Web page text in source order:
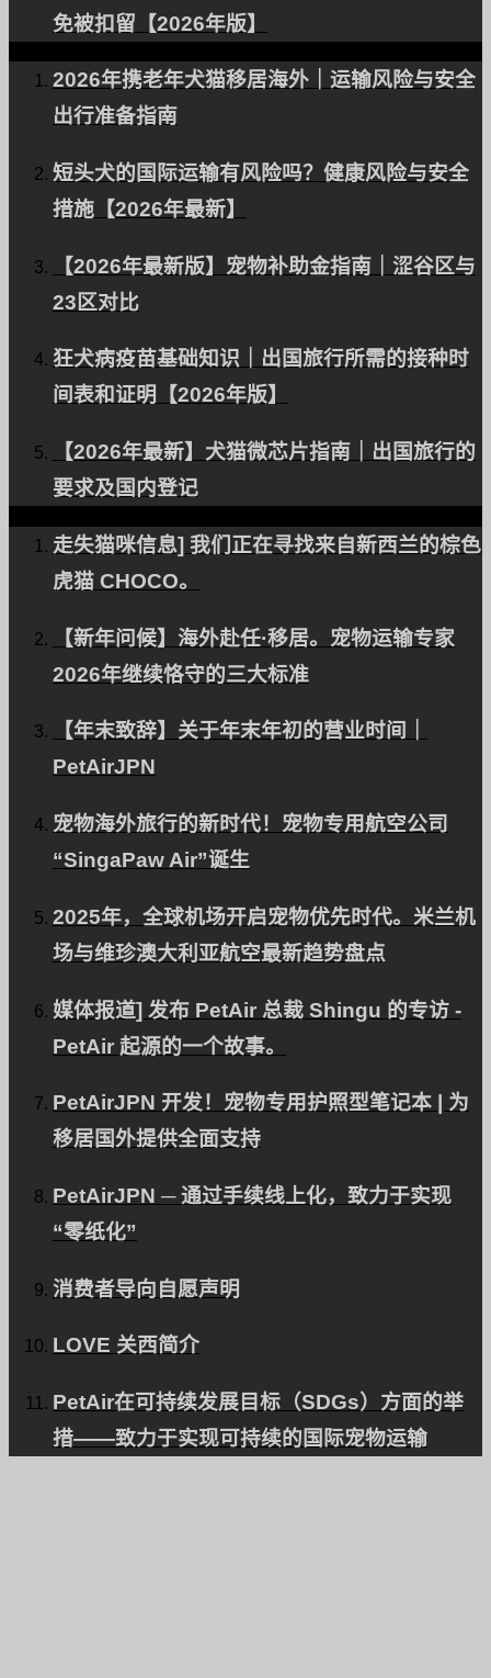
免被扣留【2026年版】
2026年携老年犬猫移居海外｜运输风险与安全
出行准备指南
短头犬的国际运输有风险吗？健康风险与安全
措施【2026年最新】
【2026年最新版】宠物补助金指南｜涩谷区与
23区对比
狂犬病疫苗基础知识｜出国旅行所需的接种时
间表和证明【2026年版】
【2026年最新】犬猫微芯片指南｜出国旅行的
要求及国内登记
走失猫咪信息] 我们正在寻找来自新西兰的棕色
虎猫 CHOCO。
【新年问候】海外赴任·移居。宠物运输专家
2026年继续恪守的三大标准
【年末致辞】关于年末年初的营业时间｜
PetAirJPN
宠物海外旅行的新时代！宠物专用航空公司
“SingaPaw Air”诞生
2025年，全球机场开启宠物优先时代。米兰机
场与维珍澳大利亚航空最新趋势盘点
媒体报道] 发布 PetAir 总裁 Shingu 的专访 -
PetAir 起源的一个故事。
PetAirJPN 开发！宠物专用护照型笔记本 | 为
移居国外提供全面支持
PetAirJPN ─ 通过手续线上化，致力于实现
“零纸化”
消费者导向自愿声明
LOVE 关西简介
PetAir在可持续发展目标（SDGs）方面的举
措——致力于实现可持续的国际宠物运输
定价计划
我们的团队
专家支持您的宠物乘坐飞机。
在 Facebook 上
Instagram
RSS
关于 PetAir 日本
宠物国际运输常见问题
公司简介
寻求联盟伙伴
隐私政策。
国际客户
企业及VIP客户
返回页首